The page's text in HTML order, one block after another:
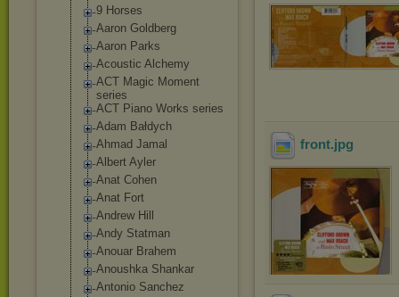
9 Horses
Aaron Goldberg
Aaron Parks
Acoustic Alchemy
ACT Magic Moment
series
ACT Piano Works series
Adam Bałdych
Ahmad Jamal
Albert Ayler
Anat Cohen
Anat Fort
Andrew Hill
Andy Statman
Anouar Brahem
Anoushka Shankar
Antonio Sanchez
front.jpg